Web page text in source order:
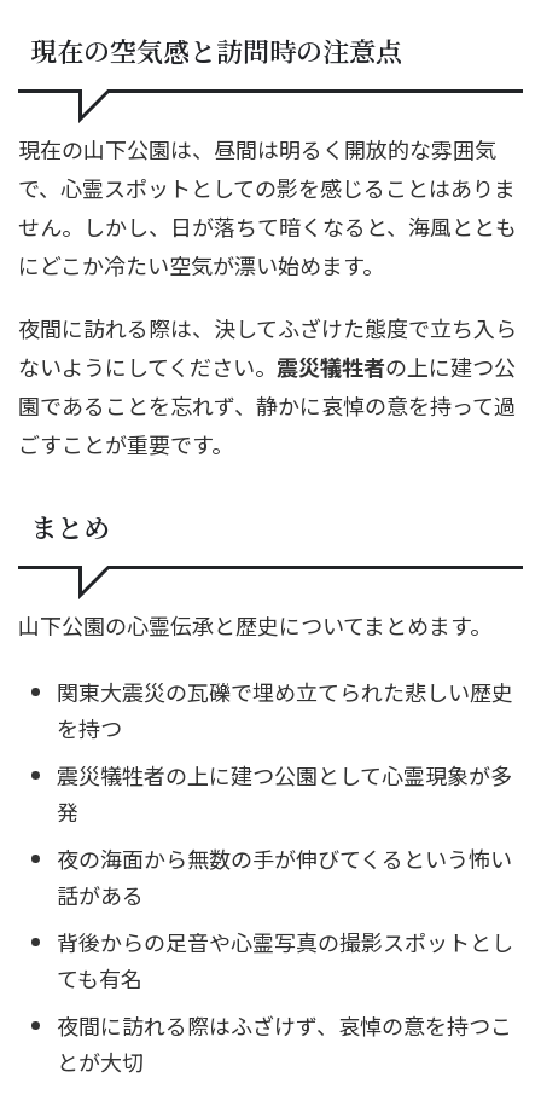
現在の空気感と訪問時の注意点
現在の山下公園は、昼間は明るく開放的な雰囲気
で、心霊スポットとしての影を感じることはありま
せん。しかし、日が落ちて暗くなると、海風ととも
にどこか冷たい空気が漂い始めます。
夜間に訪れる際は、決してふざけた態度で立ち入ら
ないようにしてください。 震災犠牲者の上に建つ公
園であることを忘れず、静かに哀悼の意を持って過
ごすことが重要です。
まとめ
山下公園の心霊伝承と歴史についてまとめます。
関東大震災の瓦礫で埋め立てられた悲しい歴史
を持つ
震災犠牲者の上に建つ公園として心霊現象が多
発
夜の海面から無数の手が伸びてくるという怖い
話がある
背後からの足音や心霊写真の撮影スポットとし
ても有名
夜間に訪れる際はふざけず、哀悼の意を持つこ
とが大切